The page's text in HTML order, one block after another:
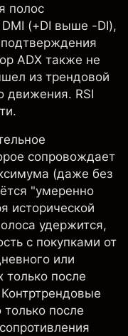
полос
(+DI выше -DI),
ADX также не
из трендовой
движения. RSI
сопровождает
(даже без
"умеренно
исторической
удержится,
с покупками от
или
только после
после